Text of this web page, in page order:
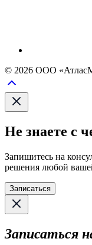
© 2026 ООО
Не знаете с
Запишитесь на
решения любой
Записаться
Записаться